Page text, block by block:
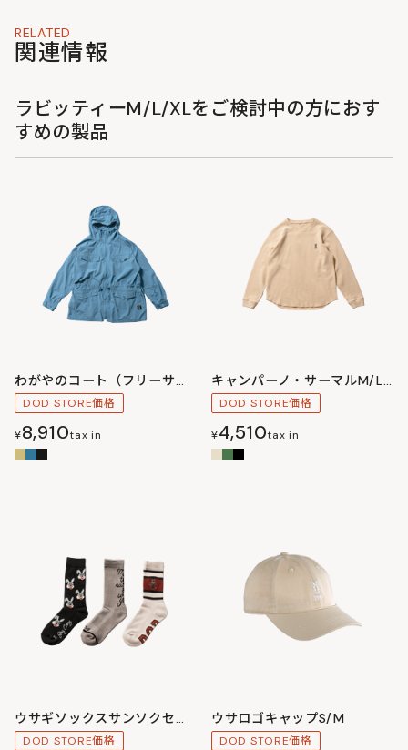
RELATED
関連情報
ラビッティーM/L/XLをご検討中の方におす
すめの製品
わがやのコート（フリーサイズ）
DOD STORE価格
¥8,910tax in
キャンパーノ・サーマルM/L/XL
DOD STORE価格
¥4,510tax in
ウサギソックスサンソクセットM/L
DOD STORE価格
ウサロゴキャップS/M
DOD STORE価格